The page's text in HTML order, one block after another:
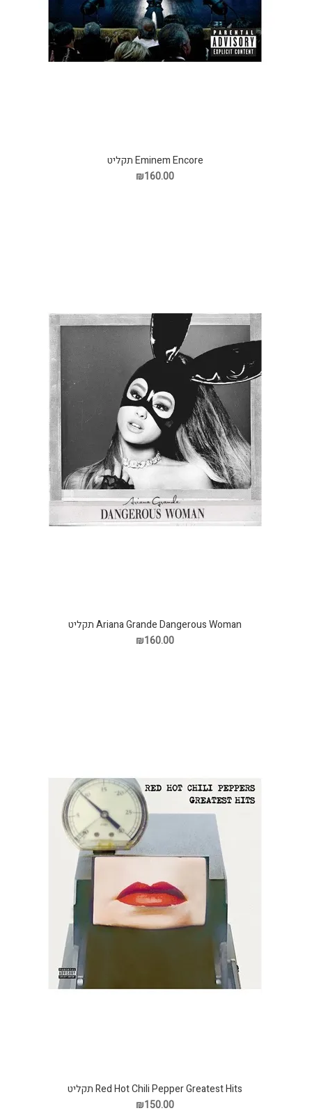
Eminem Encore תקליט
₪160.00
Ariana Grande Dangerous Woman תקליט
₪160.00
Red Hot Chili Pepper Greatest Hits תקליט
₪150.00